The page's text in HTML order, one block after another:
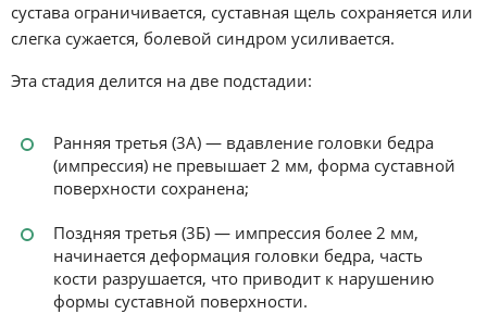
сустава ограничивается, суставная щель сохраняется или
слегка сужается, болевой синдром усиливается.
Эта стадия делится на две подстадии:
Ранняя третья (3А) — вдавление головки бедра
(импрессия) не превышает 2 мм, форма суставной
поверхности сохранена;
Поздняя третья (3Б) — импрессия более 2 мм,
начинается деформация головки бедра, часть
кости разрушается, что приводит к нарушению
формы суставной поверхности.